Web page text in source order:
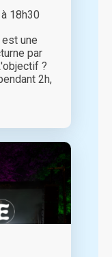
18h30
est une
par
?
2h,